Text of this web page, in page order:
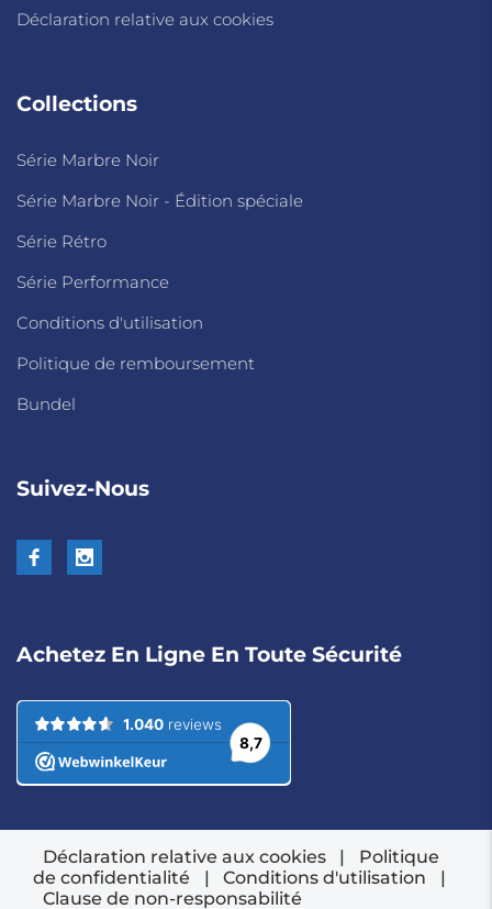
Déclaration relative aux cookies
Collections
Série Marbre Noir
Série Marbre Noir - Édition spéciale
Série Rétro
Série Performance
Conditions d'utilisation
Politique de remboursement
Bundel
Suivez-Nous
Achetez En Ligne En Toute Sécurité
Déclaration relative aux cookies |
Politique
de confidentialité
| Conditions d'utilisation
|
Clause de non-responsabilité